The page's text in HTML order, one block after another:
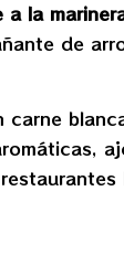
a la
de